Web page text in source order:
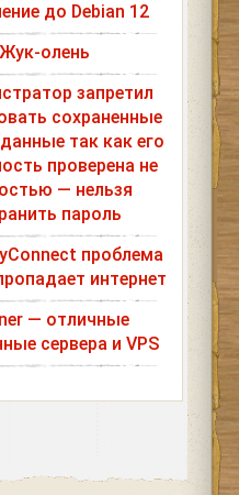
до Debian 12
Жук-олень
запретил
сохраненные
так как его
проверена не
— нельзя
пароль
проблема
интернет
— отличные
сервера и VPS